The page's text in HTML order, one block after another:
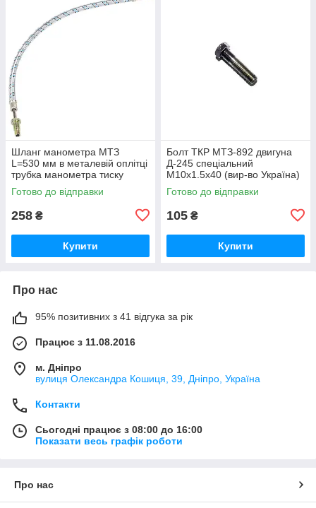
Шланг манометра МТЗ
L=530 мм в металевій оплітці
трубка манометра тиску
масла (вир-во Україна) 70-
3801180
Готово до відправки
258 ₴
Купити
Болт ТКР МТЗ-892 двигуна
Д-245 спеціальний
М10х1.5х40 (вир-во Україна)
245-1008031 / 245-1008031-А
Готово до відправки
105 ₴
Купити
Про нас
95% позитивних з 41 відгука за рік
Працює з 11.08.2016
м. Дніпро
вулиця Олександра Кошиця, 39, Дніпро, Україна
Контакти
Сьогодні працює з 08:00 до 16:00
Показати весь графік роботи
Про нас